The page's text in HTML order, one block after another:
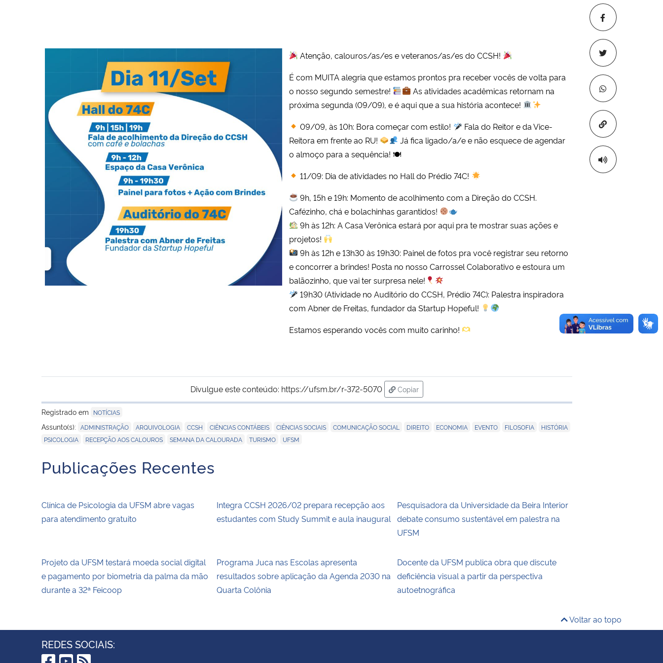
Copiar para
Atenção, calouros/as/es e veteranos/as/es do CCSH!
É com MUITA alegria que estamos prontos pra receber vocês de volta para
o nosso segundo semestre!
As atividades acadêmicas retornam na
próxima segunda (09/09), e é aqui que a sua história acontece!
09/09, às 10h: Bora começar com estilo!
Fala do Reitor e da Vice-
Reitora em frente ao RU!
Já fica ligado/a/e e não esquece de agendar
o almoço para a sequência! 🍽
11/09: Dia de atividades no Hall do Prédio 74C!
9h, 15h e 19h: Momento de acolhimento com a Direção do CCSH.
Cafézinho, chá e bolachinhas garantidos!
9h às 12h: A Casa Verônica estará por aqui pra te mostrar suas ações e
projetos!
9h às 12h e 13h30 às 19h30: Painel de fotos pra você registrar seu retorno
e concorrer a brindes! Posta no nosso Carrossel Colaborativo e estoura um
balãozinho, que vai ter surpresa nele!
19h30 (Atividade no Auditório do CCSH, Prédio 74C): Palestra inspiradora
com Abner de Freitas, fundador da Startup Hopeful!
Estamos esperando vocês com muito carinho!
Divulgue este conteúdo: https://ufsm.br/r-372-5070
Copiar
para área de transferência
Registrado em
NOTÍCIAS
Assunto(s): ADMINISTRAÇÃO ARQUIVOLOGIA CCSH CIÊNCIAS CONTÁBEIS CIÊNCIAS SOCIAIS COMUNICAÇÃO SOCIAL DIREITO ECONOMIA EVENTO FILOSOFIA HISTÓRIA
PSICOLOGIA RECEPÇÃO AOS CALOUROS SEMANA DA CALOURADA TURISMO UFSM
Publicações Recentes
Clínica de Psicologia da UFSM abre vagas
para atendimento gratuito
Integra CCSH 2026/02 prepara recepção aos
estudantes com Study Summit e aula inaugural
Pesquisadora da Universidade da Beira Interior
debate consumo sustentável em palestra na
UFSM
Projeto da UFSM testará moeda social digital
e pagamento por biometria da palma da mão
durante a 32ª Feicoop
Programa Juca nas Escolas apresenta
resultados sobre aplicação da Agenda 2030 na
Quarta Colônia
Docente da UFSM publica obra que discute
deficiência visual a partir da perspectiva
autoetnográfica
Voltar ao topo
REDES SOCIAIS: